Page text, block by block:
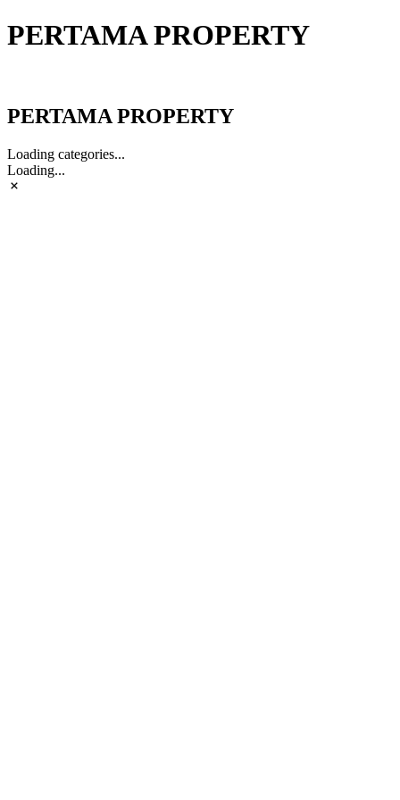
PERTAMA PROPERTY
PERTAMA PROPERTY
Loading categories...
Loading...